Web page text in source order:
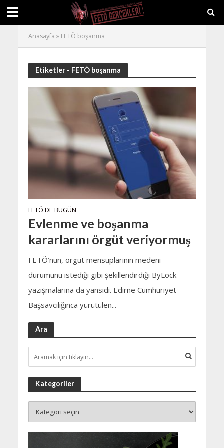
Anasayfa » FETÖ boşanma
Etiketler - FETÖ boşanma
FETÖ'DE BUGÜN
Evlenme ve boşanma
kararlarını örgüt veriyormuş
FETÖ’nün, örgüt mensuplarının medeni
durumunu istediği gibi şekillendirdiği ByLock
yazışmalarına da yansıdı. Edirne Cumhuriyet
Başsavcılığınca yürütülen...
Ara
Kategoriler